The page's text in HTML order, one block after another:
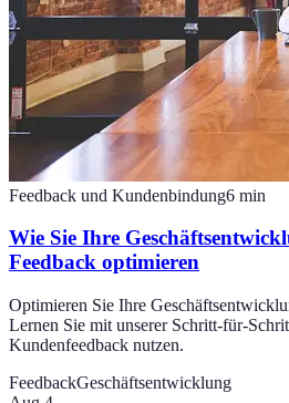
Feedback und Kundenbindung6 min
Wie Sie Ihre
Feedback optimieren
Optimieren Sie Ihre
Lernen Sie mit unserer Schritt-für-
Kundenfeedback nutzen.
FeedbackGeschäftsentwicklung